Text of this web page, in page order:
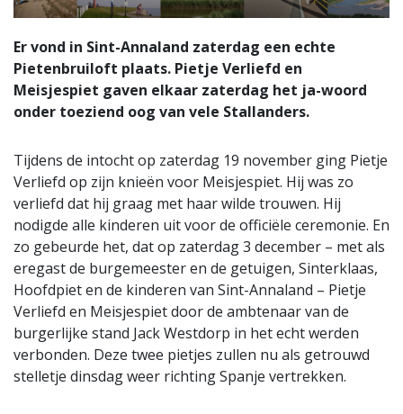
Er vond in Sint-Annaland zaterdag een echte
Pietenbruiloft plaats. Pietje Verliefd en
Meisjespiet gaven elkaar zaterdag het ja-woord
onder toeziend oog van vele Stallanders.
Tijdens de intocht op zaterdag 19 november ging Pietje
Verliefd op zijn knieën voor Meisjespiet. Hij was zo
verliefd dat hij graag met haar wilde trouwen. Hij
nodigde alle kinderen uit voor de officiële ceremonie. En
zo gebeurde het, dat op zaterdag 3 december – met als
eregast de burgemeester en de getuigen, Sinterklaas,
Hoofdpiet en de kinderen van Sint-Annaland – Pietje
Verliefd en Meisjespiet door de ambtenaar van de
burgerlijke stand Jack Westdorp in het echt werden
verbonden. Deze twee pietjes zullen nu als getrouwd
stelletje dinsdag weer richting Spanje vertrekken.